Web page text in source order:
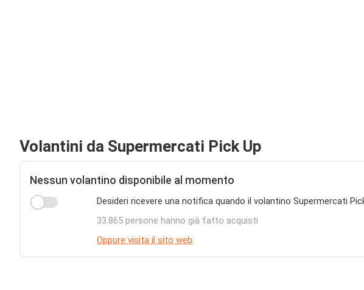
Volantini da Supermercati Pick Up
Nessun volantino disponibile al momento
Desideri ricevere una notifica quando il volantino Supermercati
33.865 persone hanno già fatto acquisti
Oppure visita il sito web